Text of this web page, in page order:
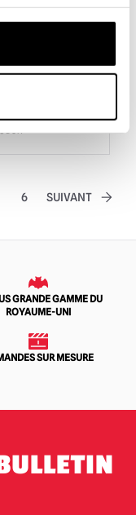
PANIER
6 SUIVANT
GRANDE GAMME DU
ROYAUME-UNI
SUR MESURE